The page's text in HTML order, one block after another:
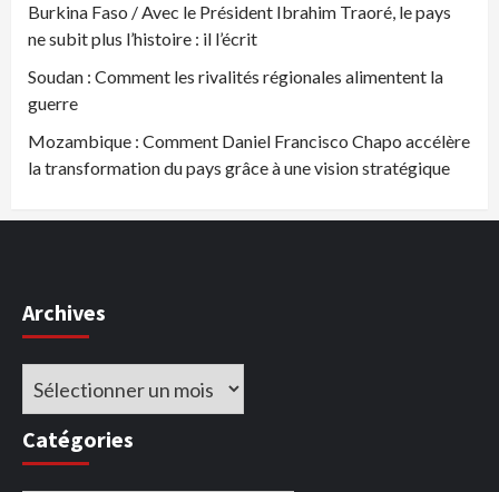
Burkina Faso / Avec le Président Ibrahim Traoré, le pays
ne subit plus l’histoire : il l’écrit
Soudan : Comment les rivalités régionales alimentent la
guerre
Mozambique : Comment Daniel Francisco Chapo accélère
la transformation du pays grâce à une vision stratégique
Archives
Archives
Catégories